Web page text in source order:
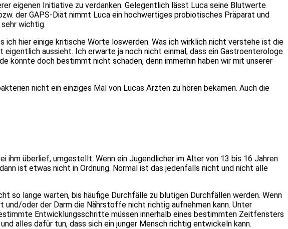
eigenen Initiative zu verdanken. Gelegentlich lässt Luca seine Blutwerte
der GAPS-Diät nimmt Luca ein hochwertiges probiotisches Präparat und
wichtig.
hier einige kritische Worte loswerden. Was ich wirklich nicht verstehe ist die
aussieht. Ich erwarte ja noch nicht einmal, dass ein Gastroenterologe
könnte doch bestimmt nicht schaden, denn immerhin haben wir mit unserer
nicht ein einziges Mal von Lucas Ärzten zu hören bekamen. Auch die
ihm überlief, umgestellt. Wenn ein Jugendlicher im Alter von 13 bis 16 Jahren
ist etwas nicht in Ordnung. Normal ist das jedenfalls nicht und nicht alle
so lange warten, bis häufige Durchfälle zu blutigen Durchfällen werden. Wenn
und/oder der Darm die Nährstoffe nicht richtig aufnehmen kann. Unter
Entwicklungsschritte müssen innerhalb eines bestimmten Zeitfensters
alles dafür tun, dass sich ein junger Mensch richtig entwickeln kann.